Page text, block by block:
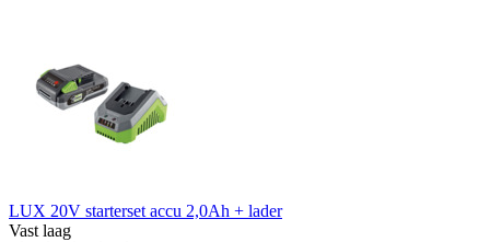
LUX 20V starterset accu 2,0Ah + lader
Vast laag